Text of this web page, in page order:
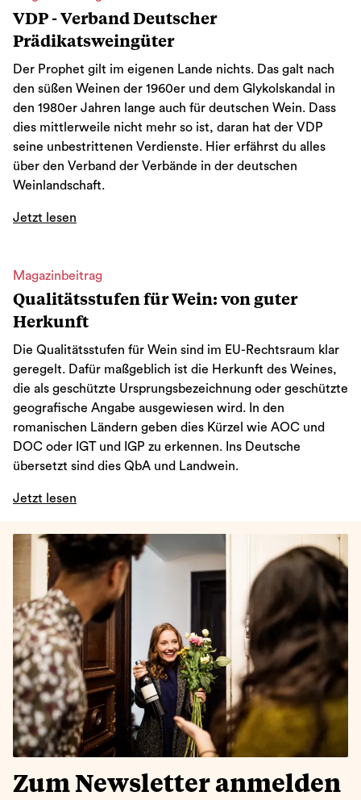
VDP - Verband Deutscher
Prädikatsweingüter
Der Prophet gilt im eigenen Lande nichts. Das galt nach
den süßen Weinen der 1960er und dem Glykolskandal in
den 1980er Jahren lange auch für deutschen Wein. Dass
dies mittlerweile nicht mehr so ist, daran hat der VDP
seine unbestrittenen Verdienste. Hier erfährst du alles
über den Verband der Verbände in der deutschen
Weinlandschaft.
Jetzt lesen
Magazinbeitrag
Qualitätsstufen für Wein: von guter
Herkunft
Die Qualitätsstufen für Wein sind im EU-Rechtsraum klar
geregelt. Dafür maßgeblich ist die Herkunft des Weines,
die als geschützte Ursprungsbezeichnung oder geschützte
geografische Angabe ausgewiesen wird. In den
romanischen Ländern geben dies Kürzel wie AOC und
DOC oder IGT und IGP zu erkennen. Ins Deutsche
übersetzt sind dies QbA und Landwein.
Jetzt lesen
Zum Newsletter anmelden